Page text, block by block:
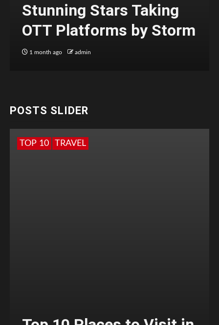
Stunning Stars Taking
OTT Platforms by Storm
1 month ago admin
POSTS SLIDER
TOP 10 TRAVEL